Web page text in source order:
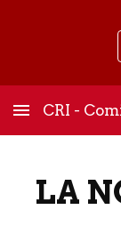
Skip to main
CRI -
LA